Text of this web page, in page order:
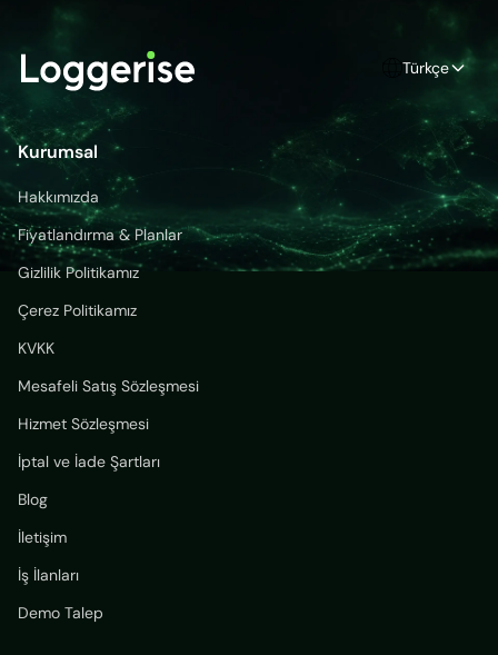
Türkçe
Kurumsal
Hakkımızda
Fiyatlandırma & Planlar
Gizlilik Politikamız
Çerez Politikamız
KVKK
Mesafeli Satış Sözleşmesi
Hizmet Sözleşmesi
İptal ve İade Şartları
Blog
İletişim
İş İlanları
Demo Talep